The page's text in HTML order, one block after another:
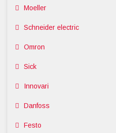
Moeller
Schneider electric
Omron
Sick
Innovari
Danfoss
Festo